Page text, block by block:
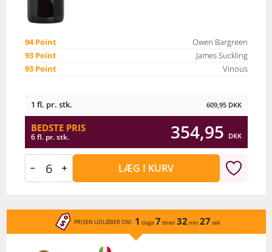
94 Point
Owen Bargreen
93 Point
James Suckling
93 Point
Vinous
1 fl. pr. stk. 609,95 DKK
BEDSTE PRIS
6 fl. pr. stk. 354,95 DKK
LÆG I KURV
PRISEN UDLØBER OM: 1 dage7 timer32 min 27 sek